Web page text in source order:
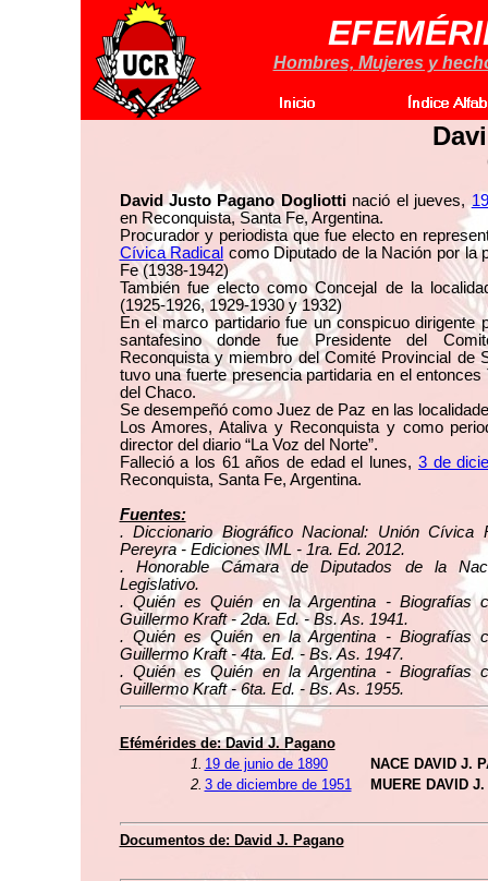
Hombres, Mujeres y
David Justo Pagano Dogliottinació el jueves,
en Reconquista, Santa Fe, Argentina.
Procurador y periodista que fue electo en
Cívica Radical como Diputado de la Nación por la
Fe (1938-1942)
También fue electo como Concejal de la
(1925-1926, 1929-1930 y 1932)
En el marco partidario fue un conspicuo dirigente
santafesino donde fue Presidente del
Reconquista y miembro del Comité Provincial de
tuvo una fuerte presencia partidaria en el entonces
del Chaco.
Se desempeñó como Juez de Paz en las
Los Amores, Ataliva y Reconquista y como
director del diario “La Voz del Norte”.
Falleció a los 61 años de edad el lunes, 3 de
Reconquista, Santa Fe, Argentina.
Fuentes:
. Diccionario Biográfico Nacional: Unión Cívica
Pereyra - Ediciones IML - 1ra. Ed. 2012.
. Honorable Cámara de Diputados de la
Legislativo.
. Quién es Quién en la Argentina - Biografías
Guillermo Kraft - 2da. Ed. - Bs. As. 1941.
. Quién es Quién en la Argentina - Biografías
Guillermo Kraft - 4ta. Ed. - Bs. As. 1947.
. Quién es Quién en la Argentina - Biografías
Guillermo Kraft - 6ta. Ed. - Bs. As. 1955.
Efémérides de: David J. Pagano
1. 19 de junio de 1890
NACE DAVID J.
2. 3 de diciembre de 1951 MUERE DAVID
Documentos de: David J. Pagano